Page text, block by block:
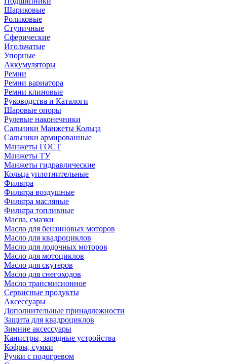
Шариковые
Роликовые
Ступичные
Сферические
Игольчатые
Упорные
Аккумуляторы
Ремни
Ремни вариатора
Ремни клиновые
Руководства и Каталоги
Шаровые опоры
Рулевые наконечники
Сальники Манжеты Кольца
Сальники армированные
Манжеты ГОСТ
Манжеты ТУ
Манжеты гидравлические
Кольца уплотнительные
Фильтра
Фильтра воздушные
Фильтра масляные
Фильтра топливные
Масла, смазки
Масло для бензиновых моторов
Масло для квадроциклов
Масло для лодочных моторов
Масло для мотоциклов
Масло для скутеров
Масло для снегоходов
Масло трансмисионное
Сервисные продукты
Аксессуары
Дополнительные принадлежности
Защита для квадроциклов
Зимние аксессуары
Канистры, зарядные устройства
Кофры, сумки
Ручки с подогревом